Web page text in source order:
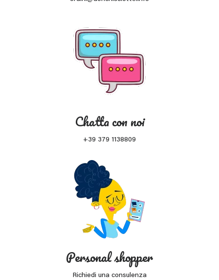
Chatta con noi
+39 379 1138809
Personal shopper
Richiedi una consulenza